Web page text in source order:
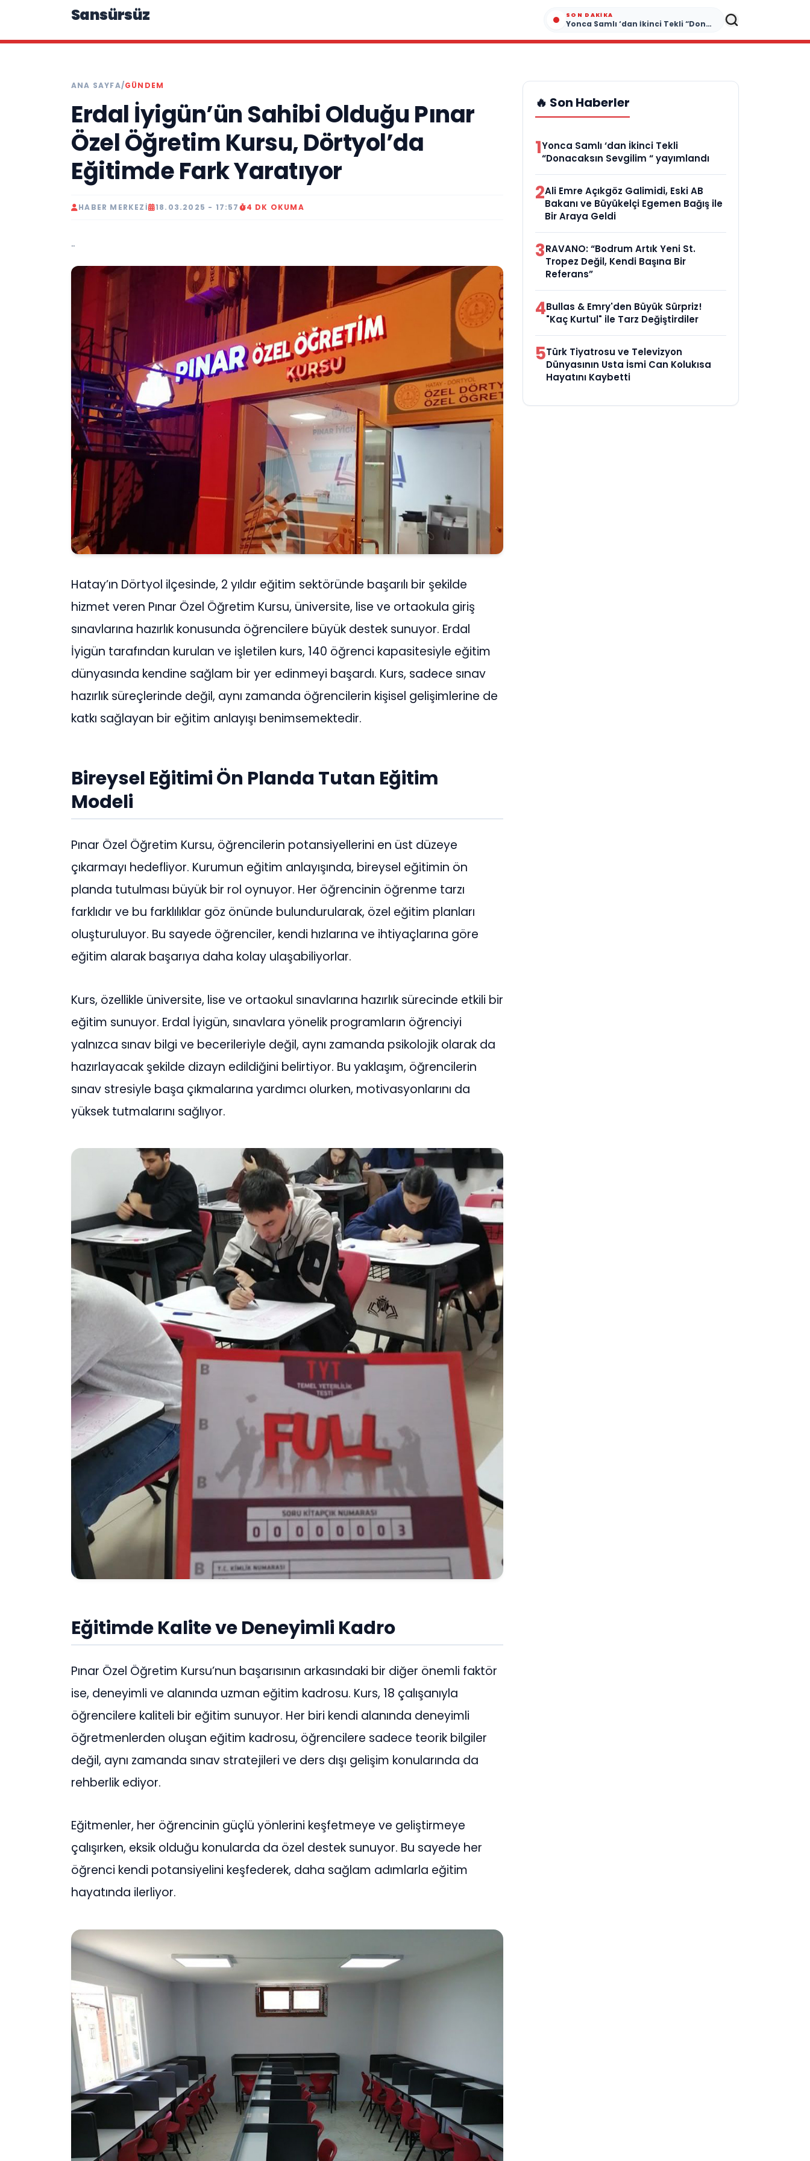
Sansürsüz SON DAKIKA
Yonca Samlı ‘dan İkinci Tekli “Donacaksın Sevgilim “ yayımlandı
ANA SAYFA/GÜNDEM
Erdal İyigün’ün Sahibi Olduğu Pınar
Özel Öğretim Kursu, Dörtyol’da
Eğitimde Fark Yaratıyor
HABER MERKEZI 18.03.2025 - 17:57 4 DK OKUMA
..
Hatay’ın Dörtyol ilçesinde, 2 yıldır eğitim sektöründe başarılı bir şekilde
hizmet veren Pınar Özel Öğretim Kursu, üniversite, lise ve ortaokula giriş
sınavlarına hazırlık konusunda öğrencilere büyük destek sunuyor. Erdal
İyigün tarafından kurulan ve işletilen kurs, 140 öğrenci kapasitesiyle eğitim
dünyasında kendine sağlam bir yer edinmeyi başardı. Kurs, sadece sınav
hazırlık süreçlerinde değil, aynı zamanda öğrencilerin kişisel gelişimlerine de
katkı sağlayan bir eğitim anlayışı benimsemektedir.
Bireysel Eğitimi Ön Planda Tutan Eğitim
Modeli
Pınar Özel Öğretim Kursu, öğrencilerin potansiyellerini en üst düzeye
çıkarmayı hedefliyor. Kurumun eğitim anlayışında, bireysel eğitimin ön
planda tutulması büyük bir rol oynuyor. Her öğrencinin öğrenme tarzı
farklıdır ve bu farklılıklar göz önünde bulundurularak, özel eğitim planları
oluşturuluyor. Bu sayede öğrenciler, kendi hızlarına ve ihtiyaçlarına göre
eğitim alarak başarıya daha kolay ulaşabiliyorlar.
Kurs, özellikle üniversite, lise ve ortaokul sınavlarına hazırlık sürecinde etkili bir
eğitim sunuyor. Erdal İyigün, sınavlara yönelik programların öğrenciyi
yalnızca sınav bilgi ve becerileriyle değil, aynı zamanda psikolojik olarak da
hazırlayacak şekilde dizayn edildiğini belirtiyor. Bu yaklaşım, öğrencilerin
sınav stresiyle başa çıkmalarına yardımcı olurken, motivasyonlarını da
yüksek tutmalarını sağlıyor.
Eğitimde Kalite ve Deneyimli Kadro
Pınar Özel Öğretim Kursu’nun başarısının arkasındaki bir diğer önemli faktör
ise, deneyimli ve alanında uzman eğitim kadrosu. Kurs, 18 çalışanıyla
öğrencilere kaliteli bir eğitim sunuyor. Her biri kendi alanında deneyimli
öğretmenlerden oluşan eğitim kadrosu, öğrencilere sadece teorik bilgiler
değil, aynı zamanda sınav stratejileri ve ders dışı gelişim konularında da
rehberlik ediyor.
Eğitmenler, her öğrencinin güçlü yönlerini keşfetmeye ve geliştirmeye
çalışırken, eksik olduğu konularda da özel destek sunuyor. Bu sayede her
öğrenci kendi potansiyelini keşfederek, daha sağlam adımlarla eğitim
hayatında ilerliyor.
🔥 Son Haberler
1Yonca Samlı ‘dan İkinci Tekli
“Donacaksın Sevgilim “ yayımlandı
2Ali Emre Açıkgöz Galimidi, Eski AB
Bakanı ve Büyükelçi Egemen Bağış ile
Bir Araya Geldi
3RAVANO: “Bodrum Artık Yeni St.
Tropez Değil, Kendi Başına Bir
Referans”
4Bullas & Emry'den Büyük Sürpriz!
"Kaç Kurtul" ile Tarz Değiştirdiler
5Türk Tiyatrosu ve Televizyon
Dünyasının Usta İsmi Can Kolukısa
Hayatını Kaybetti